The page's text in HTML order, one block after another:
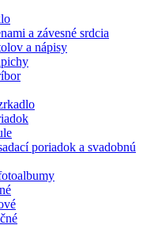
a závesné srdcia
a nápisy
poriadok a svadobnú